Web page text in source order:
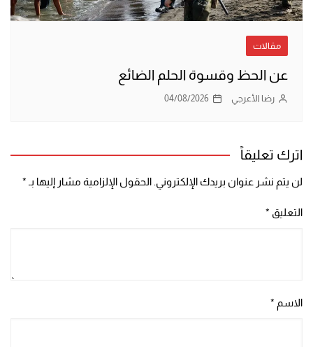
مقالات
عن الحظ وقسوة الحلم الضائع
رضا الأعرجي 04/08/2026
اترك تعليقاً
لن يتم نشر عنوان بريدك الإلكتروني.الحقول الإلزامية مشار إليها بـ *
التعليق *
الاسم *